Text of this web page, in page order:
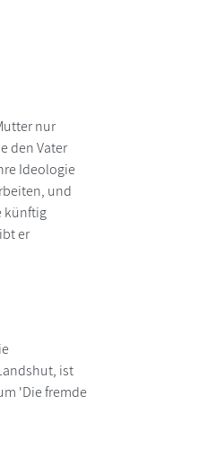
nur
den Vater
Ideologie
und
künftig
er
ist
'Die fremde